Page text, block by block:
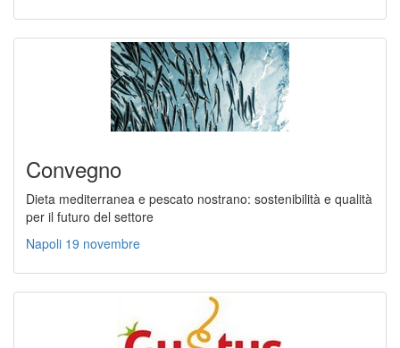
Convegno
Dieta mediterranea e pescato nostrano: sostenibilità e qualità
per il futuro del settore
Napoli 19 novembre